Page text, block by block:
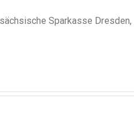
Sparkasse